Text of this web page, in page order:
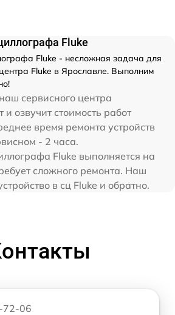
Fluke
Fluke - несложная задача для
Fluke в Ярославле. Выполним
сервисного центра
и озвучит стоимость работ
время ремонта устройств
- 2 часа.
Fluke выполняется на
сложного ремонта. Наш
в сц Fluke и обратно.
72-06